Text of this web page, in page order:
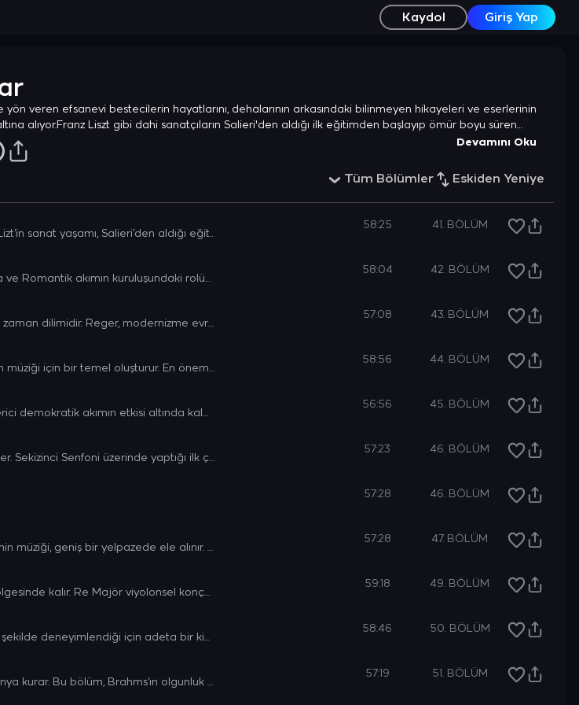
Kaydol Giriş Yap
yön veren efsanevi bestecilerin hayatlarını, dehalarının arkasındaki bilinmeyen hikayeleri ve eserlerinin
alıyor.Franz Liszt gibi dahi sanatçıların Salieri'den aldığı ilk eğitimden başlayıp ömür boyu süren
satır aralarında gizlenmiş anılarına ve notaların ardındaki insani arayışlara tanıklık ediyoruz.
Devamını Oku
Tüm Bölümler Eskiden Yeniye
19. Yüzyılın her iki yarısında da aktif rol oynayan Franz Lizt’in sanat yaşamı, Salieri’den aldığı eğitim ile başlayıp, ömrü boyunca durmadan gelişim göstermesinin yanı sıra, tonalitenin sınırlarını zorlayarak Arnold Schönberg’e ilham olur.
58:25 41. BÖLÜM
Carl Maria von Weber'in önemi büyük ölçüde operaya ve Romantik akımın kuruluşundaki rolüne bağlı olsa da, piyano yapıtları da önemlidir.
58:04 42. BÖLÜM
1908 yılı, Reger’in müzikal olarak daha ileriye gittiği bir zaman dilimidir. Reger, modernizme evrilen bir müzik dili geliştirir.
57:08 43. BÖLÜM
Ulusal bir müzik anlayışının mimarı olan Glinka, ülkesinin müziği için bir temel oluşturur. En önemli özelliği, Rus müziği gereçlerini batı müziği formlarıyla birleştirmesidir. Bu bağlamda Rus Operasının da babasıdır.
58:56 44. BÖLÜM
18. yüzyılda Rus toplumunun düşünceleri, edebiyatın ilerici demokratik akımın etkisi altında kalmasıyla “Milli Bestecilik Okulu” oluştu. Onun temsilcileri 18. yüzyılın Avrupa klasikliğinin prensip ve reformlarını, Rus halk motiflerinin tematik kuruluşunun prensipleri ile birleştirmeyi amaçladılar.
56:56 45. BÖLÜM
1812 yılı, Beethoven için duygusal açıdan çalkantılı geçer. Sekizinci Senfoni üzerinde yaptığı ilk çalışma, Avusturya'nın Linz kentindeki kardeşi Johann'ı ziyaretiyle aynı zamana denk gelir.
57:23 46. BÖLÜM
57:28 46. BÖLÜM
Samuel Barber. Güçlü lirik stiliyle dikkat çeken bestecinin müziği, geniş bir yelpazede ele alınır. Ancak tarzını sınıflandırmak zordur.
57:28 47. BÖLÜM
Haydn’ın konçertoları genellikle senfonik eserlerinin gölgesinde kalır. Re Majör viyolonsel konçertosu ise müzikal çıtası nedeniyle ilgi gören yapıtıdır.
59:18 49. BÖLÜM
Romantizm, Romantik dönemin eserlerinde yoğun bir şekilde deneyimlendiği için adeta bir kimlik haline gelir.
58:46 50. BÖLÜM
Brahms’ın 3. Senfonisi’nin 3. Bölümü, adeta şiirsel bir dünya kurar. Bu bölüm, Brahms’ın olgunluk döneminin en içe dönük, en insani duyuluşlarından biridir.
57:19 51. BÖLÜM